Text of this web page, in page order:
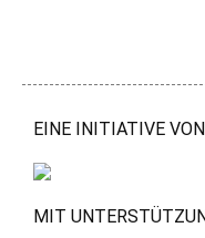
EINE INITIATIVE VON
MIT